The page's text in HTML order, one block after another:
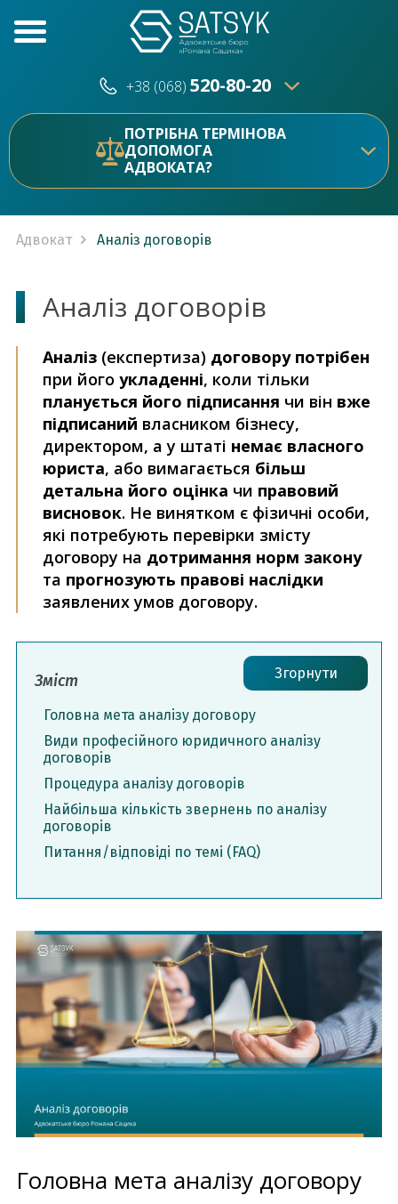
+38 (068) 520-80-20
520-80-20
ПОТРІБНА ТЕРМІНОВА
ДОПОМОГА
АДВОКАТА?
Адвокат Аналіз договорів
Аналіз договорів
Аналіз (експертиза) договору потрібен
при його укладенні, коли тільки
планується його підписання чи він вже
підписаний власником бізнесу,
директором, а у штаті немає власного
юриста, або вимагається більш
детальна його оцінка чи правовий
висновок. Не винятком є фізичні особи,
які потребують перевірки змісту
договору на дотримання норм закону
та прогнозують правові наслідки
заявлених умов договору.
Зміст Згорнути
Головна мета аналізу договору
Види професійного юридичного аналізу
договорів
Процедура аналізу договорів
Найбільша кількість звернень по аналізу
договорів
Питання/відповіді по темі (FAQ)
Головна мета аналізу договору